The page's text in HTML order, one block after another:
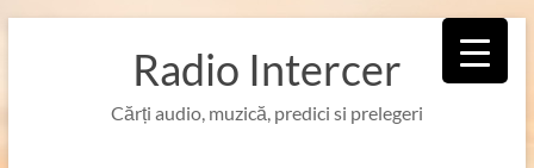
Radio Intercer
Cărți audio, muzică, predici si prelegeri